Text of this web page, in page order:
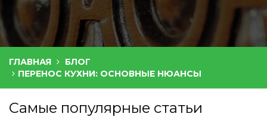
ГЛАВНАЯ
БЛОГ
ПЕРЕНОС КУХНИ: ОСНОВНЫЕ НЮАНСЫ
Самые популярные статьи